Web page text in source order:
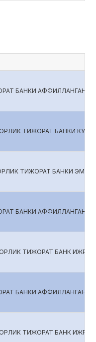
БАНКИ АФФИЛЛАНГАН
ТИЖОРАТ БАНКИ
ТИЖОРАТ БАНКИ
БАНКИ АФФИЛЛАНГАН
ТИЖОРАТ БАНК
БАНКИ АФФИЛЛАНГАН
ТИЖОРАТ БАНК